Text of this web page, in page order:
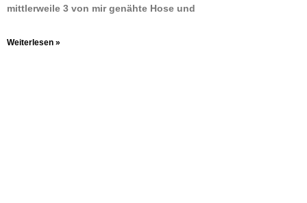
mittlerweile 3 von mir genähte Hose und
Weiterlesen »